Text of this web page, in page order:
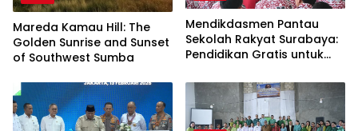
Mareda Kamau Hill: The
Golden Sunrise and Sunset
of Southwest Sumba
Mendikdasmen Pantau
Sekolah Rakyat Surabaya:
Pendidikan Gratis untuk